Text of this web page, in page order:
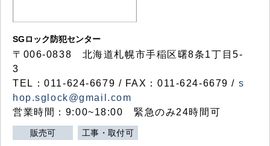
SGロック防犯センター
〒006-0838 北海道札幌市手稲区曙8条1丁目5-
3
TEL：011-624-6679 / FAX：011-624-6679 / s
hop.sglock@gmail.com
営業時間：9:00~18:00 緊急のみ24時間可
販売可 工事・取付可